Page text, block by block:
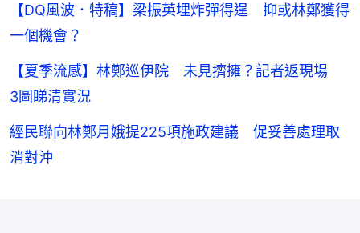
【DQ風波．特稿】梁振英埋炸彈得逞 抑或林鄭獲得
一個機會？
【夏季流感】林鄭巡伊院 未見擠擁？記者返現場
3圖睇清實況
經民聯向林鄭月娥提225項施政建議 促妥善處理取
消對沖